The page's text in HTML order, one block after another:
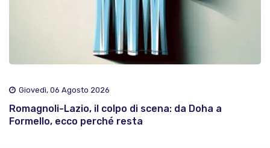
Giovedì, 06 Agosto 2026
Romagnoli-Lazio, il colpo di scena: da Doha a
Formello, ecco perché resta